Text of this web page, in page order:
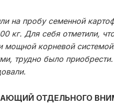
на пробу семенной
кг. Для себя отметили,
мощной корневой
трудно было
ОТДЕЛЬНОГО